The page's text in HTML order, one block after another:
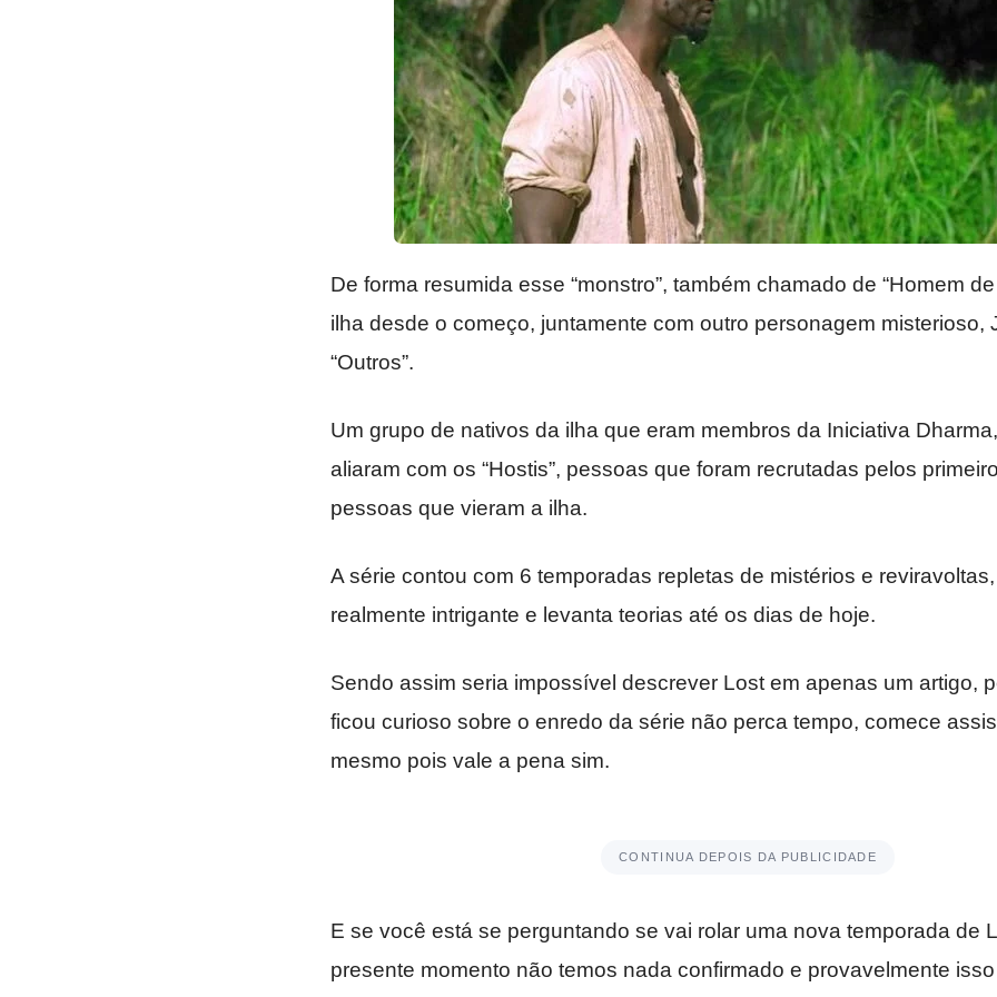
De forma resumida esse “monstro”, também chamado de “Homem
ilha desde o começo, juntamente com outro personagem misterioso,
“Outros”.
Um grupo de nativos da ilha que eram membros da Iniciativa
aliaram com os “Hostis”, pessoas que foram recrutadas pelos
pessoas que vieram a ilha.
A série contou com 6 temporadas repletas de mistérios e
realmente intrigante e levanta teorias até os dias de hoje.
Sendo assim seria impossível descrever Lost em apenas um artigo,
ficou curioso sobre o enredo da série não perca tempo, comece
mesmo pois vale a pena sim.
CONTINUA DEPOIS DA PUBLICIDADE
E se você está se perguntando se vai rolar uma nova temporada de
presente momento não temos nada confirmado e provavelmente